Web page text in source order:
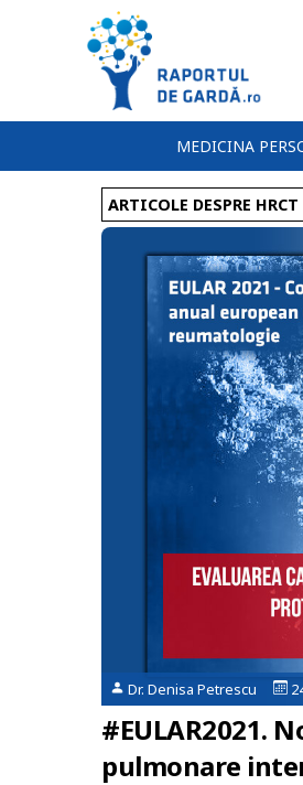
MEDICINA
ARTICOLE DESPRE HRCT
Dr. Denisa Petrescu
#EULAR2021.
pulmonare